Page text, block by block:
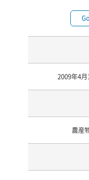
2009年4月
農産